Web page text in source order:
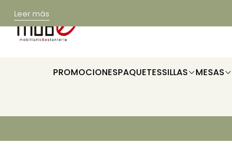
PROMOCIONESPAQUETESSILLAS MESAS
Leer más